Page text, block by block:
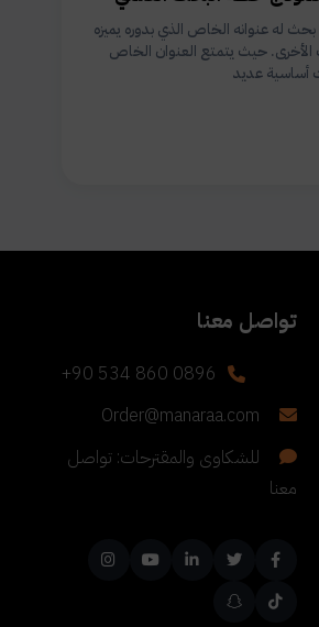
له عنوانه الخاص الذي بدوره يميزه
حيث يتمتع العنوان الخاص
أساسية عديد
تواصل معنا
+90 534 860 0896
Order@manaraa.com
للشكاوى والمقترحات: تواصل
معنا